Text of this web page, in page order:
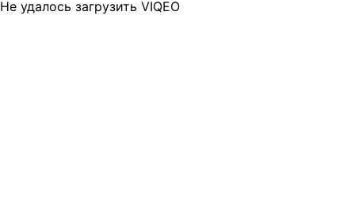
Не удалось загрузить VIQEO